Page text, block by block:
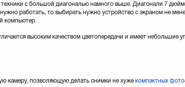
с большой диагональю намного выше. Диагонали 7
работать, то выбирать нужно устройство с экраном не
компьютер.
высоким качеством цветопередачи и имеет небольшие
камеру, позволяющую делать снимки не хуже компактных